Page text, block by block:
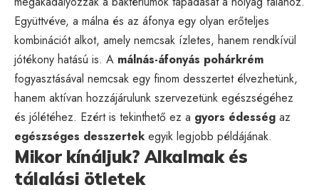
Együttvéve, a málna és az áfonya egy olyan erőteljes
kombinációt alkot, amely nemcsak ízletes, hanem rendkívül
jótékony hatású is. A málnás-áfonyás pohárkrém
fogyasztásával nemcsak egy finom desszertet élvezhetünk,
hanem aktívan hozzájárulunk szervezetünk egészségéhez
és jólétéhez. Ezért is tekinthető ez a gyors édesség az
egészséges desszertek egyik legjobb példájának.
Mikor kínáljuk? Alkalmak és
tálalási ötletek